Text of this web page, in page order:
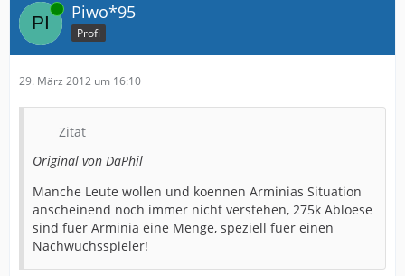
Online Piwo*95
Profi
29. März 2012 um 16:10
Zitat
Original von DaPhil
Manche Leute wollen und koennen Arminias Situation
anscheinend noch immer nicht verstehen, 275k Abloese
sind fuer Arminia eine Menge, speziell fuer einen
Nachwuchsspieler!